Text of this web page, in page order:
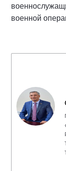
военной